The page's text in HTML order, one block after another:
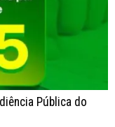
Pública do